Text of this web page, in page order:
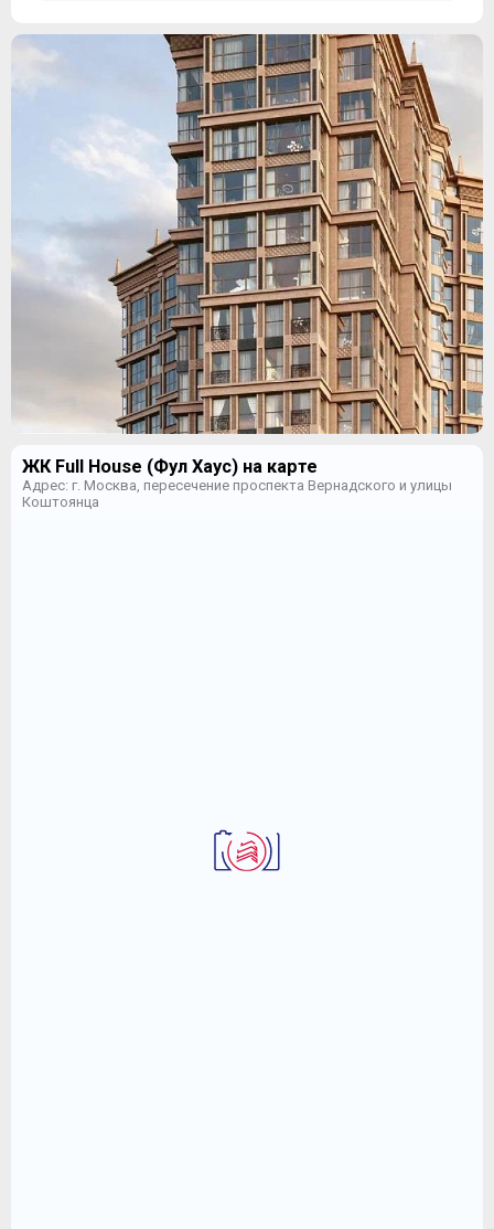
ЖК Full House (Фул Хаус) на карте
Адрес: г. Москва, пересечение проспекта Вернадского и улицы
Коштоянца